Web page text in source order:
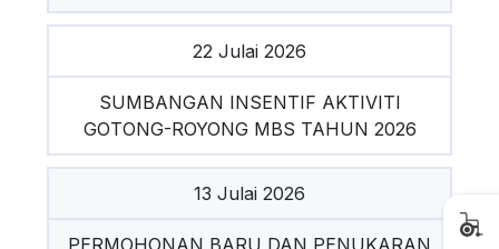
22 Julai 2026
SUMBANGAN INSENTIF AKTIVITI
GOTONG-ROYONG MBS TAHUN 2026
13 Julai 2026